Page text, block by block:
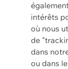
intérêts
où nous
de
dans
ou dans